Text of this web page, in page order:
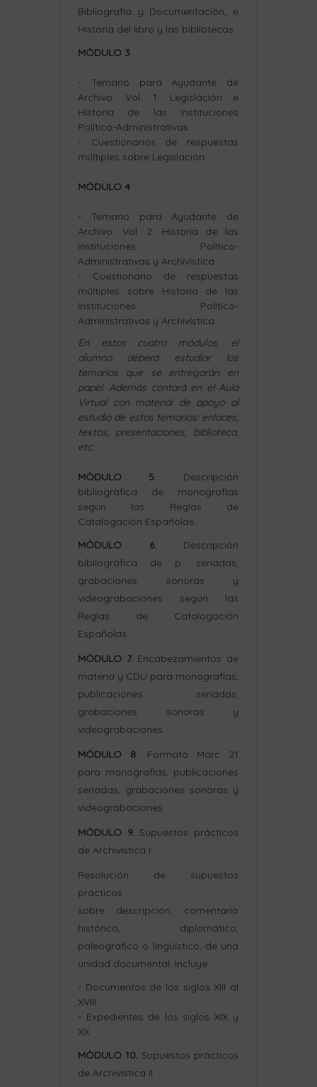
Bibliografía y Documentación; e
Historia del libro y las bibliotecas.
MÓDULO 3
- Temario para Ayudante de
Archivo. Vol. 1: Legislación e
Historia de las Instituciones
Político-Administrativas.
- Cuestionarios de respuestas
múltiples sobre Legislación.
MÓDULO 4
- Temario para Ayudante de
Archivo. Vol. 2: Historia de las
Instituciones Político-
Administrativas y Archivística.
- Cuestionario de respuestas
múltiples sobre Historia de las
Instituciones Político-
Administrativas y Archivística.
En estos cuatro módulos, el
alumno deberá estudiar los
temarios que se entregarán en
papel. Además contará en el Aula
Virtual con material de apoyo al
estudio de estos temarios: enlaces,
textos, presentaciones, biblioteca,
etc.
MÓDULO 5.
Descripción
bibliográfica de monografías
según las Reglas de
Catalogación Españolas.
MÓDULO 6. Descripción
bibliográfica de p. seriadas,
grabaciones sonoras y
videograbaciones según las
Reglas de Catalogación
Españolas.
MÓDULO 7. Encabezamientos de
materia y CDU para monografías,
publicaciones seriadas,
grabaciones sonoras y
videograbaciones.
MÓDULO 8. Formato Marc 21
para monografías, publicaciones
seriadas, grabaciones sonoras y
videograbaciones.
MÓDULO 9. Supuestos prácticos
de Archivística I
Resolución de supuestos
prácticos
sobre descripción, comentario
histórico, diplomático,
paleográfico o lingüístico, de una
unidad documental. Incluye:
- Documentos de los siglos XIII al
XVIII
- Expedientes de los siglos XIX y
XX
MÓDULO 10. Supuestos prácticos
de Archivística II